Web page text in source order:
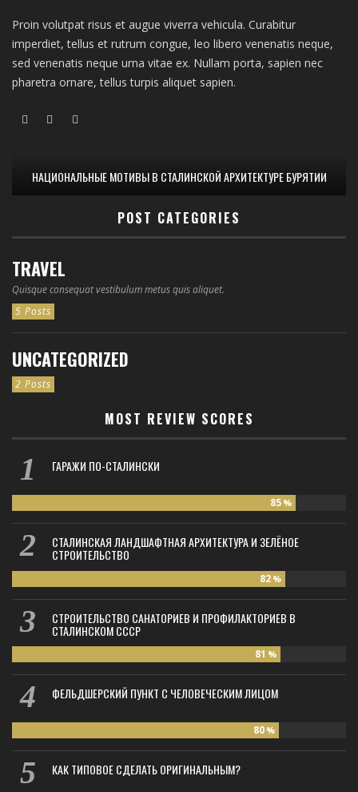
Proin volutpat risus et augue viverra vehicula. Curabitur
imperdiet, tellus et rutrum congue, leo libero venenatis neque,
sed venenatis neque urna vitae ex. Nullam porta, sapien nec
pharetra ornare, tellus turpis aliquet sapien.
НАЦИОНАЛЬНЫЕ МОТИВЫ В СТАЛИНСКОЙ АРХИТЕКТУРЕ БУРЯТИИ
POST CATEGORIES
TRAVEL
Quisque consequat vestibulum metus quis aliquet.
5 Posts
UNCATEGORIZED
2 Posts
MOST REVIEW SCORES
ГАРАЖИ ПО-СТАЛИНСКИ
85 %
СТАЛИНСКАЯ ЛАНДШАФТНАЯ АРХИТЕКТУРА И ЗЕЛЁНОЕ
СТРОИТЕЛЬСТВО
82 %
СТРОИТЕЛЬСТВО САНАТОРИЕВ И ПРОФИЛАКТОРИЕВ В
СТАЛИНСКОМ СССР
81 %
ФЕЛЬДШЕРСКИЙ ПУНКТ С ЧЕЛОВЕЧЕСКИМ ЛИЦОМ
80 %
КАК ТИПОВОЕ СДЕЛАТЬ ОРИГИНАЛЬНЫМ?